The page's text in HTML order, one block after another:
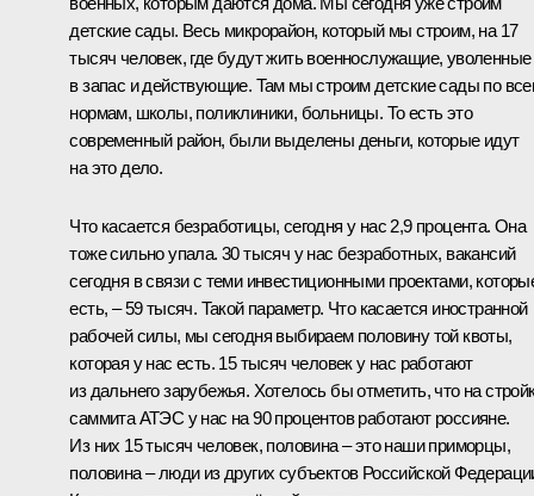
детские сады. Весь микрорайон, который мы строим, на 17
тысяч человек, где будут жить военнослужащие, уволенные
в запас и действующие. Там мы строим детские сады по
нормам, школы, поликлиники, больницы. То есть это
современный район, были выделены деньги, которые идут
на это дело.
Что касается безработицы, сегодня у нас 2,9 процента. Она
тоже сильно упала. 30 тысяч у нас безработных, вакансий
сегодня в связи с теми инвестиционными проектами,
есть, – 59 тысяч. Такой параметр. Что касается иностранной
рабочей силы, мы сегодня выбираем половину той квоты,
которая у нас есть. 15 тысяч человек у нас работают
из дальнего зарубежья. Хотелось бы отметить, что на
саммита АТЭС у нас на 90 процентов работают россияне.
Из них 15 тысяч человек, половина – это наши приморцы,
половина – люди из других субъектов Российской